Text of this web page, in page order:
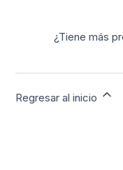
¿Tiene más
Regresar al inicio